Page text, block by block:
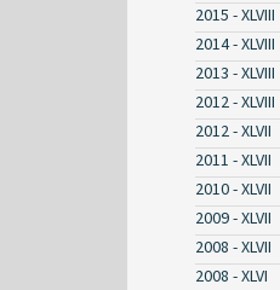
2015 - XLVIII
2014 - XLVIII
2013 - XLVIII
2012 - XLVIII
2012 - XLVII
2011 - XLVII
2010 - XLVII
2009 - XLVII
2008 - XLVII
2008 - XLVI